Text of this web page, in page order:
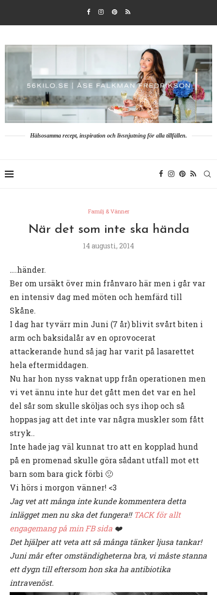
Hälsosamma recept, inspiration och livsnjutning för alla tillfällen.
Familj & Vänner
När det som inte ska hända
14 augusti, 2014
….händer.
Ber om ursäkt över min frånvaro här men i går var
en intensiv dag med möten och hemfärd till
Skåne.
I dag har tyvärr min Juni (7 år) blivit svårt biten i
arm och baksidalår av en oprovocerat
attackerande hund så jag har varit på lasarettet
hela eftermiddagen.
Nu har hon nyss vaknat upp från operationen men
vi vet ännu inte hur det gått men det var en hel
del sår som skulle sköljas och sys ihop och så
hoppas jag att det inte var några muskler som fått
stryk..
Inte hade jag väl kunnat tro att en kopplad hund
på en promenad skulle göra sådant utfall mot ett
barn som bara gick förbi 🙁
Vi hörs i morgon vänner! <3
Jag vet att många inte kunde kommentera detta
inlägget men nu ska det fungera!! TACK för allt
engagemang på min FB sida ❤️
Det hjälper att veta att så många tänker ljusa tankar!
Juni mår efter omständigheterna bra, vi måste stanna
ett dygn till eftersom hon ska ha antibiotika
intravenöst.